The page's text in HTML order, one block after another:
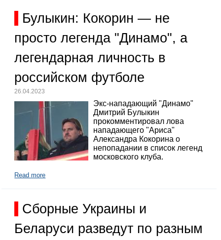
Булыкин: Кокорин — не
просто легенда "Динамо", а
легендарная личность в
российском футболе
26.04.2023
Экс-нападающий "Динамо"
Дмитрий Булыкин
прокомментировал лова
нападающего "Ариса"
Александра Кокорина о
непопадании в список легенд
московского клуба.
Read more
Сборные Украины и
Беларуси разведут по разным